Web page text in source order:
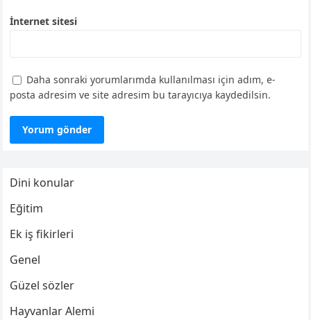
İnternet sitesi
Daha sonraki yorumlarımda kullanılması için adım, e-
posta adresim ve site adresim bu tarayıcıya kaydedilsin.
Dini konular
Eğitim
Ek iş fikirleri
Genel
Güzel sözler
Hayvanlar Alemi